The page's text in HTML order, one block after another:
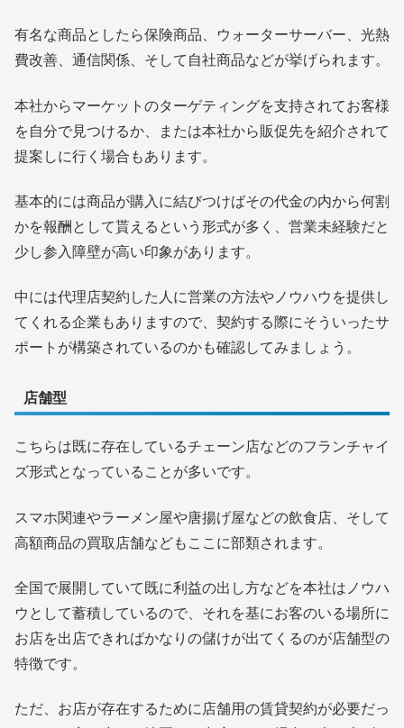
有名な商品としたら保険商品、ウォーターサーバー、光熱
費改善、通信関係、そして自社商品などが挙げられます。
本社からマーケットのターゲティングを支持されてお客様
を自分で見つけるか、または本社から販促先を紹介されて
提案しに行く場合もあります。
基本的には商品が購入に結びつけばその代金の内から何割
かを報酬として貰えるという形式が多く、営業未経験だと
少し参入障壁が高い印象があります。
中には代理店契約した人に営業の方法やノウハウを提供し
てくれる企業もありますので、契約する際にそういったサ
ポートが構築されているのかも確認してみましょう。
店舗型
こちらは既に存在しているチェーン店などのフランチャイ
ズ形式となっていることが多いです。
スマホ関連やラーメン屋や唐揚げ屋などの飲食店、そして
高額商品の買取店舗などもここに部類されます。
全国で展開していて既に利益の出し方などを本社はノウハ
ウとして蓄積しているので、それを基にお客のいる場所に
お店を出店できればかなりの儲けが出てくるのが店舗型の
特徴です。
ただ、お店が存在するために店舗用の賃貸契約が必要だっ